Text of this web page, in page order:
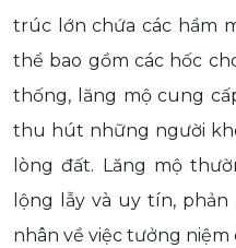
trúc lớn chứa các hầm
thể bao gồm các hốc
thống, lăng mộ cung
thu hút những người
lòng đất. Lăng mộ
lộng lẫy và uy tín, phản
nhân về việc tưởng